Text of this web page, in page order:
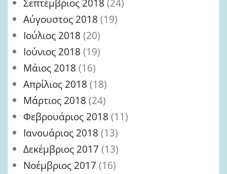
Σεπτέμβριος 2018 (24)
Αύγουστος 2018 (19)
Ιούλιος 2018 (20)
Ιούνιος 2018 (19)
Μάιος 2018 (16)
Απρίλιος 2018 (18)
Μάρτιος 2018 (24)
Φεβρουάριος 2018 (11)
Ιανουάριος 2018 (13)
Δεκέμβριος 2017 (13)
Νοέμβριος 2017 (16)